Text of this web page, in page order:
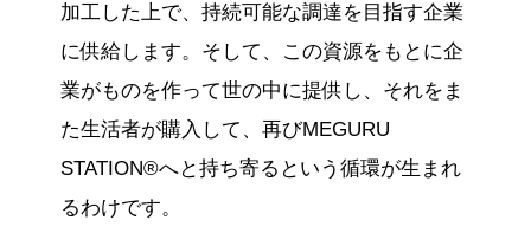
加工した上で、持続可能な調達を目指す企業
に供給します。そして、この資源をもとに企
業がものを作って世の中に提供し、それをま
た生活者が購入して、再びMEGURU
STATION®へと持ち寄るという循環が生まれ
るわけです。